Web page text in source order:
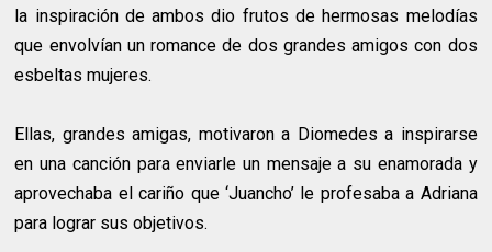
la inspiración de ambos dio frutos de hermosas melodías
que envolvían un romance de dos grandes amigos con dos
esbeltas mujeres.
Ellas, grandes amigas, motivaron a Diomedes a inspirarse
en una canción para enviarle un mensaje a su enamorada y
aprovechaba el cariño que ‘Juancho’ le profesaba a Adriana
para lograr sus objetivos.